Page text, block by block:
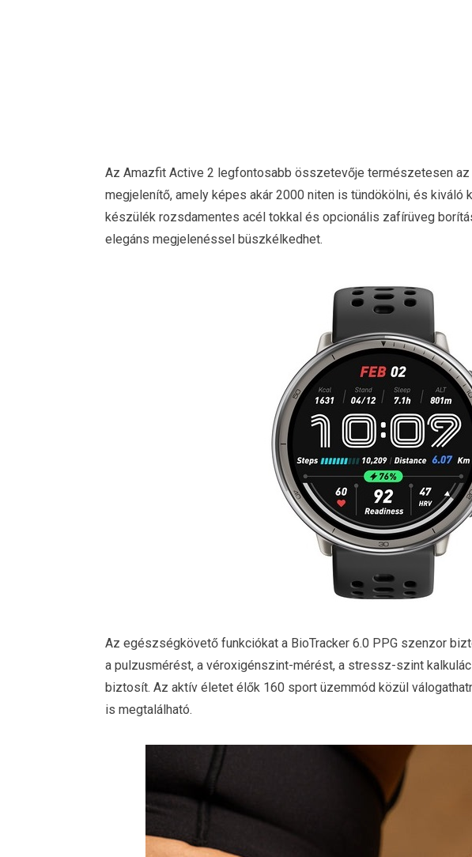
Az Amazfit Active 2 legfontosabb összetevője természetesen az
megjelenítő, amely képes akár 2000 niten is tündökölni, és kiváló
készülék rozsdamentes acél tokkal és opcionális zafírüveg
elegáns megjelenéssel büszkélkedhet.
Az egészségkövető funkciókat a BioTracker 6.0 PPG szenzor
a pulzusmérést, a véroxigénszint-mérést, a stressz-szint
biztosít. Az aktív életet élők 160 sport üzemmód közül
is megtalálható.